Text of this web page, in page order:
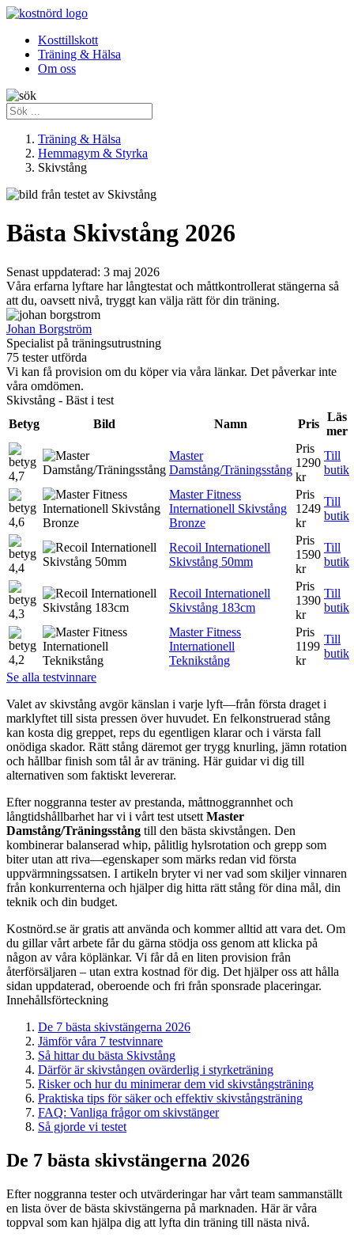
Kosttillskott
Träning & Hälsa
Om oss
Träning & Hälsa
Hemmagym & Styrka
Skivstång
Bästa Skivstång 2026
Senast uppdaterad: 3 maj 2026
Våra erfarna lyftare har långtestat och måttkontrollerat stängerna så
att du, oavsett nivå, tryggt kan välja rätt för din träning.
Johan Borgström
Specialist på träningsutrustning
75 tester utförda
Vi kan få provision om du köper via våra länkar. Det påverkar inte
våra omdömen.
Skivstång - Bäst i test
Betyg
Bild Namn Pris
Läs
mer
4,7
Master
Damstång/Träningsstång
Pris
1290
kr
Till
butik
4,6
Master Fitness
Internationell Skivstång
Bronze
Pris
1249
kr
Till
butik
4,4
Recoil Internationell
Skivstång 50mm
Pris
1590
kr
Till
butik
4,3
Recoil Internationell
Skivstång 183cm
Pris
1390
kr
Till
butik
4,2
Master Fitness
Internationell
Teknikstång
Pris
1199
kr
Till
butik
Se alla testvinnare
Valet av skivstång avgör känslan i varje lyft—från första draget i
marklyftet till sista pressen över huvudet. En felkonstruerad stång
kan kosta dig greppet, reps du egentligen klarar och i värsta fall
onödiga skador. Rätt stång däremot ger trygg knurling, jämn rotation
och hållbar finish som tål år av träning. Här guidar vi dig till
alternativen som faktiskt levererar.
Efter noggranna tester av prestanda, måttnoggrannhet och
långtidshållbarhet har vi i vårt test utsett Master
Damstång/Träningsstång till den bästa skivstången. Den
kombinerar balanserad whip, pålitlig hylsrotation och grepp som
biter utan att riva—egenskaper som märks redan vid första
uppvärmningssatsen. I artikeln bryter vi ner vad som skiljer vinnaren
från konkurrenterna och hjälper dig hitta rätt stång för dina mål, din
teknik och din budget.
Kostnörd.se är gratis att använda och kommer alltid att vara det. Om
du gillar vårt arbete får du gärna stödja oss genom att klicka på
någon av våra köplänkar. Vi får då en liten provision från
återförsäljaren – utan extra kostnad för dig. Det hjälper oss att hålla
sidan uppdaterad, oberoende och fri från sponsrade placeringar.
Innehållsförteckning
De 7 bästa skivstängerna 2026
Jämför våra 7 testvinnare
Så hittar du bästa Skivstång
Därför är skivstången ovärderlig i styrketräning
Risker och hur du minimerar dem vid skivstångsträning
Praktiska tips för säker och effektiv skivstångsträning
FAQ: Vanliga frågor om skivstänger
Så gjorde vi testet
De 7 bästa skivstängerna 2026
Efter noggranna tester och utvärderingar har vårt team sammanställt
en lista över de bästa skivstängerna på marknaden. Här är våra
toppval som kan hjälpa dig att lyfta din träning till nästa nivå.